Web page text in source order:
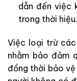
dẫn đến việc
trong thời hiệu.
Việc loại trừ các
nhằm bảo đảm
đồng thời bảo vệ